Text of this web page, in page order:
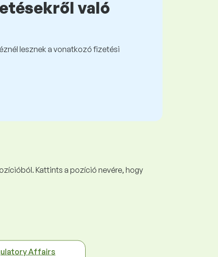
való
lesznek a vonatkozó fizetési
Kattints a pozíció nevére, hogy
Affairs